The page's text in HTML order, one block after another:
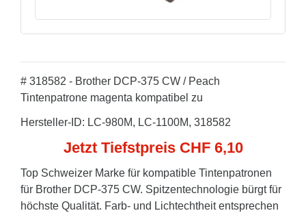
# 318582 - Brother DCP-375 CW / Peach
Tintenpatrone magenta kompatibel zu
Hersteller-ID: LC-980M, LC-1100M, 318582
Jetzt Tiefstpreis CHF 6,10
Top Schweizer Marke für kompatible Tintenpatronen
für Brother DCP-375 CW. Spitzentechnologie bürgt für
höchste Qualität. Farb- und Lichtechtheit entsprechen